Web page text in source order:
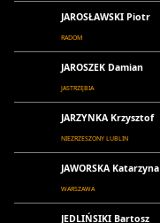
JAROSŁAWSKI Piotr
RADOM
JAROSZEK Damian
JASTRZĘBIA
JARZYNKA Krzysztof
NIEZRZESZONY LUBLIN
JAWORSKA Katarzyna
WARSZAWA
JEDLIŃSIKI Bartosz